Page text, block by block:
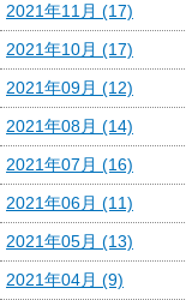
2021年11月 (17)
2021年10月 (17)
2021年09月 (12)
2021年08月 (14)
2021年07月 (16)
2021年06月 (11)
2021年05月 (13)
2021年04月 (9)